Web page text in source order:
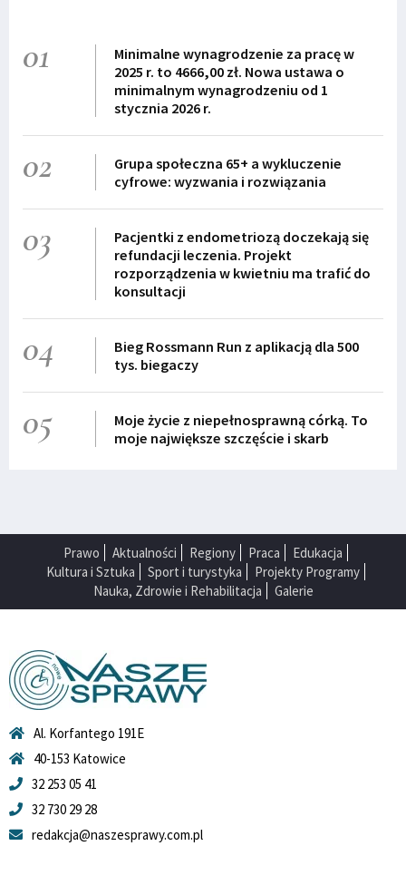
01
Minimalne wynagrodzenie za pracę w
2025 r. to 4666,00 zł. Nowa ustawa o
minimalnym wynagrodzeniu od 1
stycznia 2026 r.
02
Grupa społeczna 65+ a wykluczenie
cyfrowe: wyzwania i rozwiązania
03
Pacjentki z endometriozą doczekają się
refundacji leczenia. Projekt
rozporządzenia w kwietniu ma trafić do
konsultacji
04
Bieg Rossmann Run z aplikacją dla 500
tys. biegaczy
05
Moje życie z niepełnosprawną córką. To
moje największe szczęście i skarb
Prawo Aktualności Regiony Praca
Edukacja
Kultura i Sztuka
Sport i turystyka
Projekty Programy
Nauka, Zdrowie i Rehabilitacja
Galerie
Al. Korfantego 191E
40-153 Katowice
32 253 05 41
32 730 29 28
redakcja@naszesprawy.com.pl